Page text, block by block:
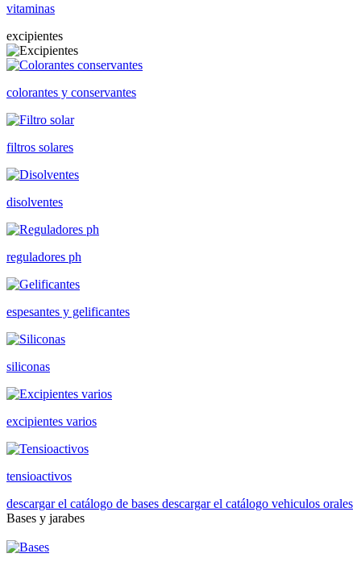
vitaminas
excipientes
colorantes y conservantes
filtros solares
disolventes
reguladores ph
espesantes y gelificantes
siliconas
excipientes varios
tensioactivos
descargar el catálogo de bases descargar el catálogo vehiculos orales
Bases y jarabes